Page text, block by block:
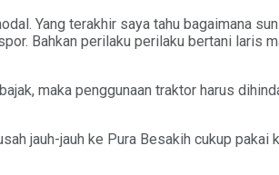
Yang terakhir saya tahu bagaimana
Bahkan perilaku perilaku bertani laris
maka penggunaan traktor harus
jauh-jauh ke Pura Besakih cukup